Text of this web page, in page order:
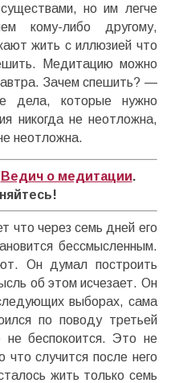
но им легче
кому-либо другому,
жить с иллюзией что
Медитацию можно
Зачем спешить? —
дела, которые нужно
никогда не неотложна,
неотложна.
Ведич о медитации.
что через семь дней его
бессмысленным.
Он думал построить
об этом исчезает. Он
выборах, сама
по поводу третьей
беспокоится. Это не
что случится после него
жить только семь